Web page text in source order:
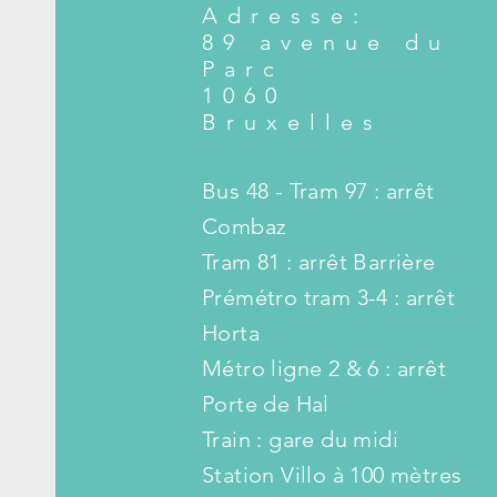
Adresse:
89 avenue du
Parc
1060
Bruxelles
Bus 48 - Tram 97 : arrêt
Combaz
Tram 81 : arrêt Barrière
Prémétro tram 3-4 : arrêt
Horta
Métro ligne 2 & 6 : arrêt
Porte de Hal
Train : gare du midi
Station Villo à 100 mètres